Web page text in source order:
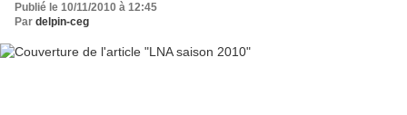
Publié le 10/11/2010 à 12:45
Par delpin-ceg